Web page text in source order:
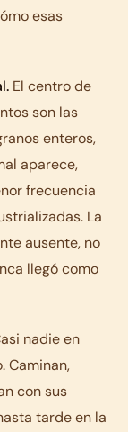
esas
El centro de
son las
enteros,
aparece,
frecuencia
La
ausente, no
llegó como
nadie en
Caminan,
con sus
tarde en la